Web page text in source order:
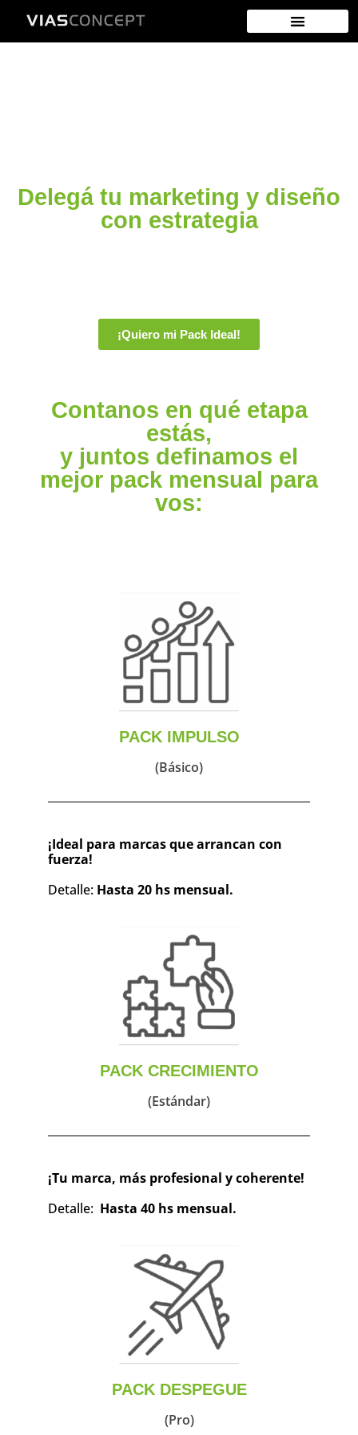
Delegá tu marketing y diseño
con estrategia
¡Quiero mi Pack Ideal!
Contanos en qué etapa
estás,
y juntos definamos el
mejor pack mensual para
vos:
PACK IMPULSO
(Básico)
¡Ideal para marcas que arrancan con
fuerza!
Detalle: Hasta 20 hs mensual.
PACK CRECIMIENTO
(Estándar)
¡Tu marca, más profesional y coherente!
Detalle: Hasta 40 hs mensual.
PACK DESPEGUE
(Pro)